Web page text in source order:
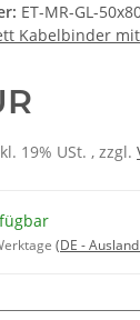
ET-MR-GL-
Kabelbinder
19% USt. , zzgl.
(DE -